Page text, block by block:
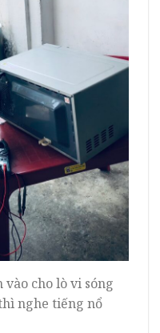
vào cho lò vi sóng
nghe tiếng nổ